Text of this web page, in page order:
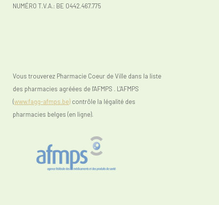
NUMÉRO T.V.A.: BE 0442.467.775
Vous trouverez Pharmacie Coeur de Ville dans la liste
des pharmacies agréées de l'AFMPS . L'AFMPS
(www.fagg-afmps.be) contrôle la légalité des
pharmacies belges (en ligne).